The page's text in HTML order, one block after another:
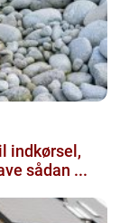
indkørsel,
byggeri og have sådan ...